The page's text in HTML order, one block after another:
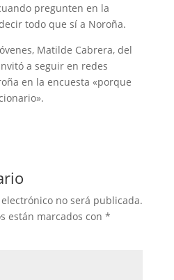
pregunten en la
todo que sí a Noroña.
Matilde Cabrera, del
a seguir en redes
en la encuesta «porque
no será publicada.
están marcados con *